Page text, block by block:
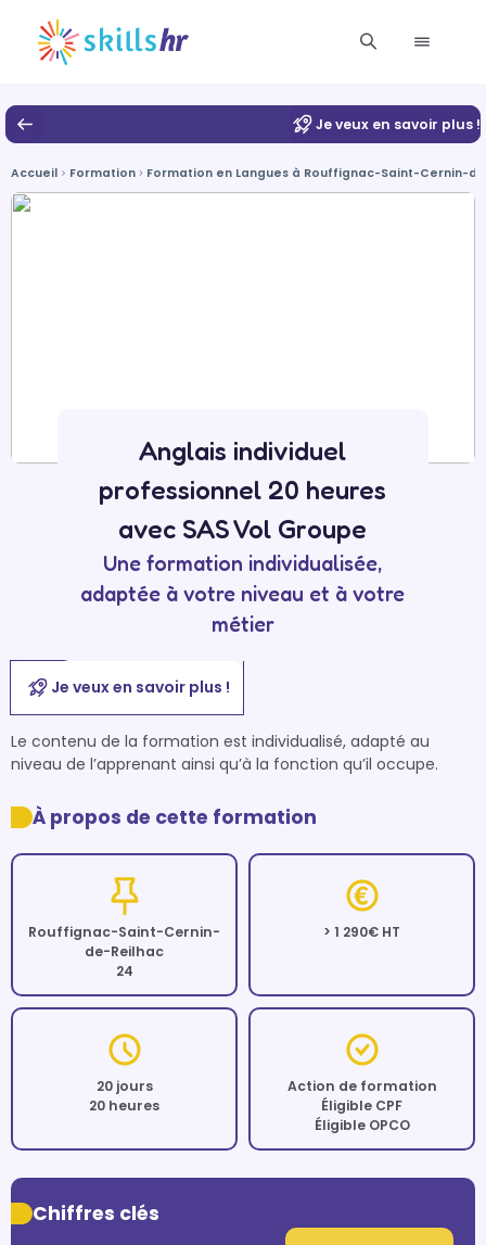
Je veux en savoir plus !
Accueil Formation Formation en Langues à Rouffignac-Saint-Cernin-
Anglais individuel
professionnel 20 heures
avec SAS Vol Groupe
Une formation individualisée,
adaptée à votre niveau et à votre
métier
Je veux en savoir plus !
Le contenu de la formation est individualisé, adapté au
niveau de l’apprenant ainsi qu’à la fonction qu’il occupe.
À propos de cette formation
Rouffignac-Saint-Cernin-
de-Reilhac
24
> 1 290€ HT
20 jours
20 heures
Action de formation
Éligible CPF
Éligible OPCO
Chiffres clés